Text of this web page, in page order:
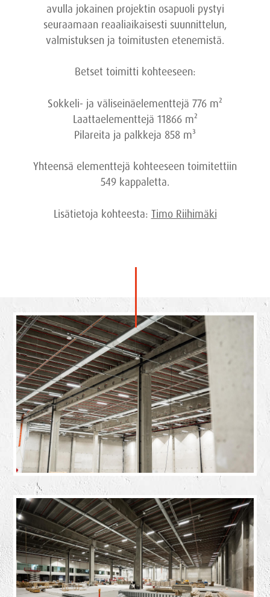
avulla jokainen projektin osapuoli pystyi
seuraamaan reaaliaikaisesti suunnittelun,
valmistuksen ja toimitusten etenemistä.
Betset toimitti kohteeseen:
Sokkeli- ja väliseinäelementtejä 776 m²
Laattaelementtejä 11866 m²
Pilareita ja palkkeja 858 m³
Yhteensä elementtejä kohteeseen toimitettiin
549 kappaletta.
Lisätietoja kohteesta: Timo Riihimäki